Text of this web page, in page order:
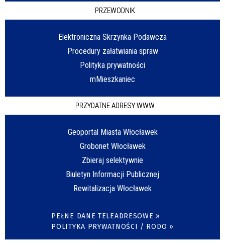
PRZEWODNIK
Elektroniczna Skrzynka Podawcza
Procedury załatwiania spraw
Polityka prywatności
mMieszkaniec
PRZYDATNE ADRESY WWW
Geoportal Miasta Włocławek
Grobonet Włocławek
Zbieraj selektywnie
Biuletyn Informacji Publicznej
Rewitalizacja Włocławek
PEŁNE DANE TELEADRESOWE »
POLITYKA PRYWATNOŚCI / RODO »